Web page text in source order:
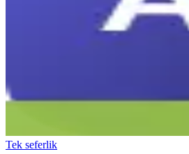
Tek seferlik